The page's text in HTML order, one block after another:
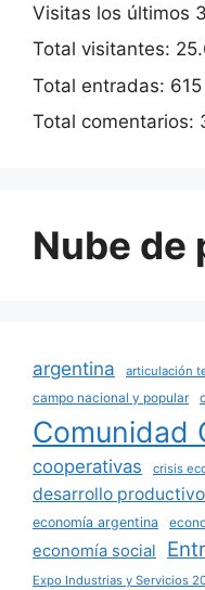
Visitas los últimos
Total visitantes:
Total entradas: 615
Total comentarios:
Nube de
argentina articulación
campo nacional y popular
Comunidad
cooperativas crisis
desarrollo productivo
economía argentina
economía social
Expo Industrias y Servicios